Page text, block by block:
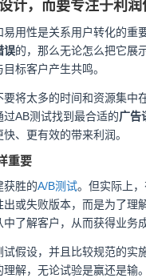
计，而要专注于利润
用性是关系用户转化的重
误的，那么无论怎么把它展
标客户产生共鸣。
将太多的时间和资源集中
AB测试找到最合适的广告
快、更有效的带来利润。
重要
获胜的A/B测试。但实际上
出或失败版本，而是为了理
了解客户，从而获得业务成
假设，并且比较规范的实
理解，无论试验是赢还是输